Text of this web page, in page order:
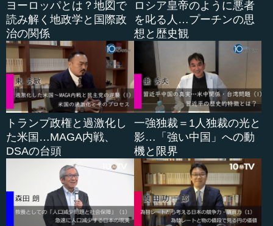
す。
場合によっては、アメリカは「それはダメだ」というこ
とで、性急に非常に高い水準の価値観を要求するかもしれ
ません。よくよく考えれば日本は戦後、われわれにだっ
て、そういった時代があったのではないでしょうか。その
ような点でいえば、日本は「新しい価値観」の世界を築
き、国際社会全体を穏便な形でまとめていくうえで、大変
重要な役割を担っていくべきではないか。そういうめぐり
合わせになっているのではないでしょうか。
そのためには、欧米諸国を説得するだけの論理を持ち合
わせなければなりません。そこはこれからの日本の隠れ
た、しかし、一番チャレンジングな課題だと思います。
ヨーロッパとは？地図で
読み解く地政学と国際政
治の関係
ロシア皇帝のように悪者
を叱る人…プーチンの思
想と歴史観
トランプ政権と過激化し
た米国…MAGA内戦、
DSAの台頭
一強独裁＝1人独裁の光と
影…「強い中国」への動
機と限界